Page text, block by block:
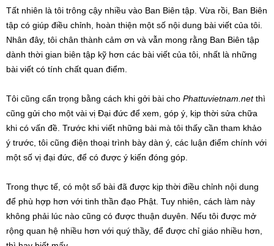
Tất nhiên là tôi trông cậy nhiều vào Ban Biên tập. Vừa rồi, Ban Biên
tập có giúp điều chỉnh, hoàn thiện một số nội dung bài viết của tôi.
Nhân đây, tôi chân thành cảm ơn và vẫn mong rằng Ban Biên tập
dành thời gian biên tập kỹ hơn các bài viết của tôi, nhất là những
bài viết có tính chất quan điểm.
Tôi cũng cẩn trọng bằng cách khi gởi bài cho Phattuvietnam.netthì
cũng gửi cho một vài vị Đại đức để xem, góp ý, kịp thời sửa chữa
khi có vấn đề. Trước khi viết những bài mà tôi thấy cần tham khảo
ý trước, tôi cũng điện thoại trình bày dàn ý, các luận điểm chính với
một số vị đại đức, để có được ý kiến đóng góp.
Trong thực tế, có một số bài đã được kịp thời điều chỉnh nội dung
để phù hợp hơn với tinh thần đạo Phật. Tuy nhiên, cách làm này
không phải lúc nào cũng có được thuận duyên. Nếu tôi được mở
rộng quan hệ nhiều hơn với quý thầy, để được chỉ giáo nhiều hơn,